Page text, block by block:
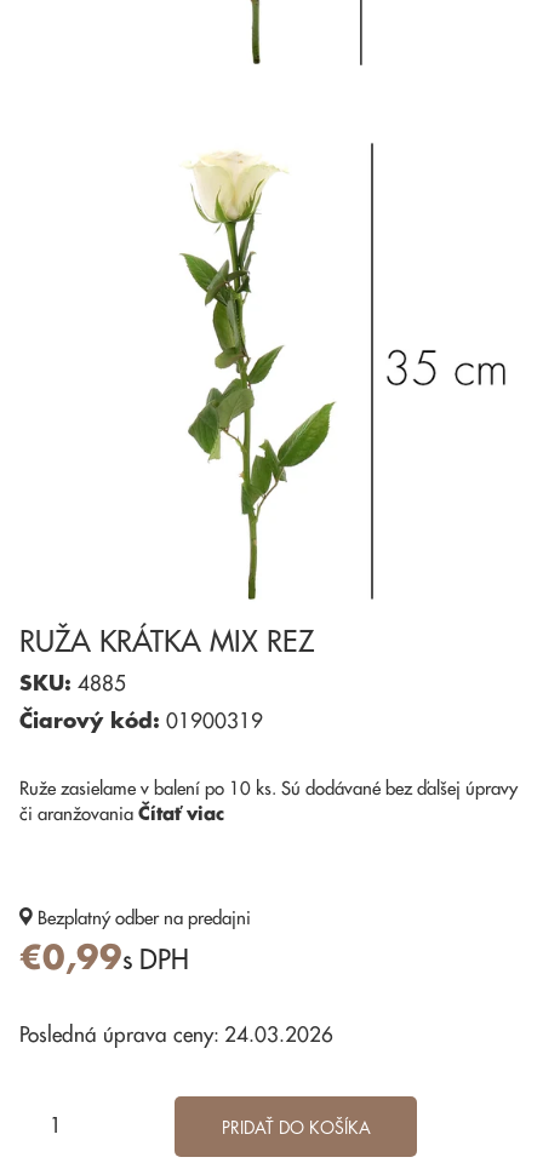
RUŽA KRÁTKA MIX REZ
SKU: 4885
Čiarový kód: 01900319
Ruže zasielame v balení po 10 ks. Sú dodávané bez ďalšej úpravy
či aranžovania Čítať viac
Bezplatný odber na predajni
€0,99s DPH
Posledná úprava ceny: 24.03.2026
PRIDAŤ DO KOŠÍKA